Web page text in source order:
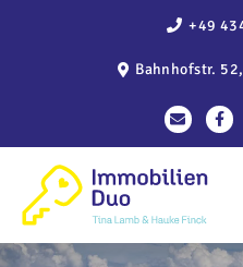
+49
Bahnhofstr.